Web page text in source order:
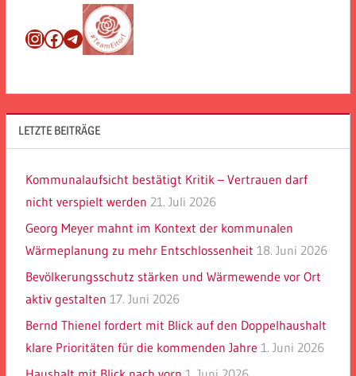
Instagram
Facebook
Telegram
LETZTE BEITRÄGE
Kommunalaufsicht bestätigt Kritik – Vertrauen darf
nicht verspielt werden 21. Juli 2026
Georg Meyer mahnt im Kontext der kommunalen
Wärmeplanung zu mehr Entschlossenheit 18. Juni 2026
Bevölkerungsschutz stärken und Wärmewende vor Ort
aktiv gestalten 17. Juni 2026
Bernd Thienel fordert mit Blick auf den Doppelhaushalt
klare Prioritäten für die kommenden Jahre 1. Juni 2026